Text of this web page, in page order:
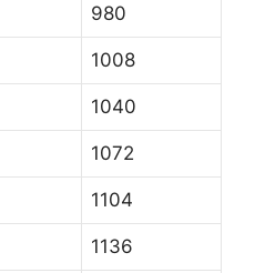
980
1008
1040
1072
1104
1136